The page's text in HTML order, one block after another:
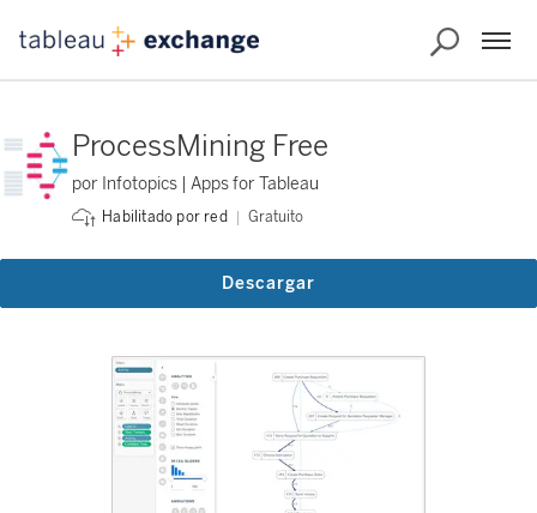
ProcessMining Free
por Infotopics | Apps for Tableau
Habilitado por red Gratuito
Descargar